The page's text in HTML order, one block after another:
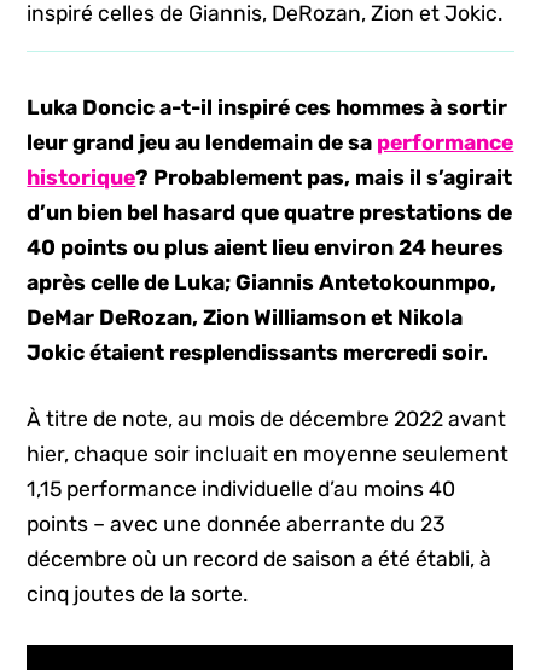
inspiré celles de Giannis, DeRozan, Zion et Jokic.
Luka Doncic a-t-il inspiré ces hommes à sortir
leur grand jeu au lendemain de sa performance
historique? Probablement pas, mais il s’agirait
d’un bien bel hasard que quatre prestations de
40 points ou plus aient lieu environ 24 heures
après celle de Luka; Giannis Antetokounmpo,
DeMar DeRozan, Zion Williamson et Nikola
Jokic étaient resplendissants mercredi soir.
À titre de note, au mois de décembre 2022 avant
hier, chaque soir incluait en moyenne seulement
1,15 performance individuelle d’au moins 40
points – avec une donnée aberrante du 23
décembre où un record de saison a été établi, à
cinq joutes de la sorte.